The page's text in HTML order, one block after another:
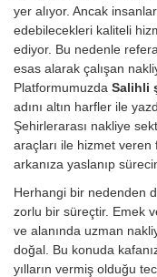
yer alıyor. Ancak
edebilecekleri kaliteli
ediyor. Bu nedenle
esas alarak çalışan
Platformumuzda Salihli
adını altın harfler ile
Şehirlerarası nakliye
araçları ile hizmet veren
arkanıza yaslanıp
Herhangi bir nedenden
zorlu bir süreçtir. Emek
ve alanında uzman
doğal. Bu konuda
yılların vermiş olduğu